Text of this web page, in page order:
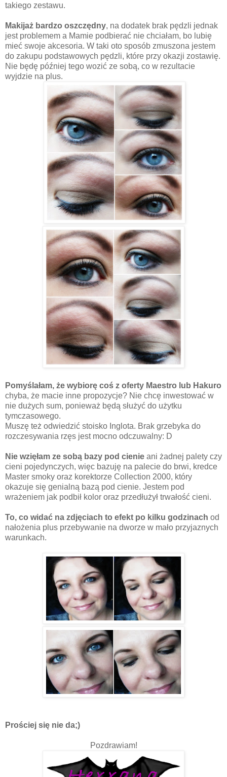
takiego zestawu.
Makijaż bardzo oszczędny, na dodatek brak pędzli jednak
jest problemem a Mamie podbierać nie chciałam, bo lubię
mieć swoje akcesoria. W taki oto sposób zmuszona jestem
do zakupu podstawowych pędzli, które przy okazji zostawię.
Nie będę później tego wozić ze sobą, co w rezultacie
wyjdzie na plus.
Pomyślałam, że wybiorę coś z oferty Maestro lub Hakuro
chyba, że macie inne propozycje? Nie chcę inwestować w
nie dużych sum, ponieważ będą służyć do użytku
tymczasowego.
Muszę też odwiedzić stoisko Inglota. Brak grzebyka do
rozczesywania rzęs jest mocno odczuwalny: D
Nie wzięłam ze sobą bazy pod cienie ani żadnej palety czy
cieni pojedynczych, więc bazuję na palecie do brwi, kredce
Master smoky oraz korektorze Collection 2000, który
okazuje się genialną bazą pod cienie. Jestem pod
wrażeniem jak podbił kolor oraz przedłużył trwałość cieni.
To, co widać na zdjęciach to efekt po kilku godzinach od
nałożenia plus przebywanie na dworze w mało przyjaznych
warunkach.
Prościej się nie da;)
Pozdrawiam!